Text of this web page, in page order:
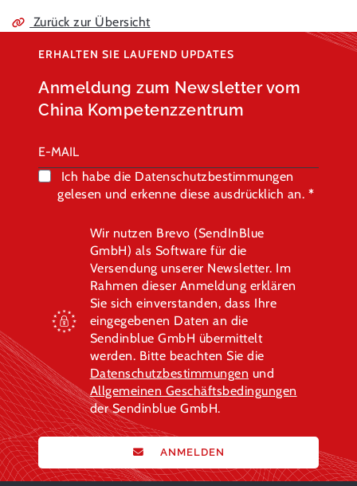
Zurück zur Übersicht
ERHALTEN SIE LAUFEND UPDATES
Anmeldung zum Newsletter vom
China Kompetenzzentrum
Ich habe die Datenschutzbestimmungen
gelesen und erkenne diese ausdrücklich an.
Wir nutzen Brevo (SendInBlue
GmbH) als Software für die
Versendung unserer Newsletter. Im
Rahmen dieser Anmeldung erklären
Sie sich einverstanden, dass Ihre
eingegebenen Daten an die
Sendinblue GmbH übermittelt
werden. Bitte beachten Sie die
Datenschutzbestimmungen und
Allgemeinen Geschäftsbedingungen
der Sendinblue GmbH.
ANMELDEN